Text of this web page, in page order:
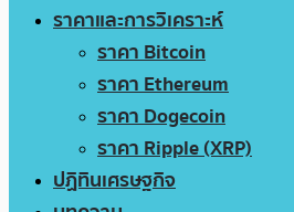
ราคาและการวิเคราะห์
ราคา Bitcoin
ราคา Ethereum
ราคา Dogecoin
ราคา Ripple (XRP)
ปฏิทินเศรษฐกิจ